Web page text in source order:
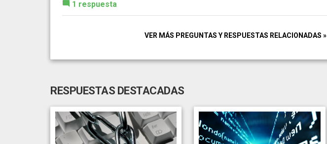
1 respuesta
VER MÁS PREGUNTAS Y RESPUESTAS RELACIONADAS »
RESPUESTAS DESTACADAS